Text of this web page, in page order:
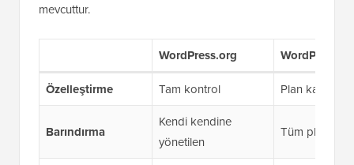
mevcuttur.
WordPress.org
Özelleştirme
Tam kontrol Plan
Barındırma
Kendi kendine
yönetilen
Tüm